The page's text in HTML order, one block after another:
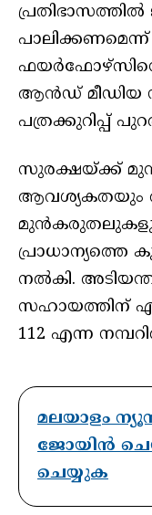
ആൻഡ് മീഡിയ
പത്രക്കുറിപ്പ്
സുരക്ഷയ്ക്ക്
ആവശ്യകതയും
മുൻകരുതലുകളും
പ്രാധാന്യത്തെ
നൽകി.
സഹായത്തിന്
112 എന്ന
മലയാളം
ജോയിൻ
ചെയ്യുക